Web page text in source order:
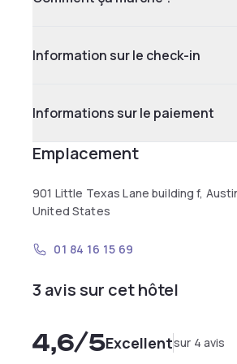
Information sur le check-in
Informations sur le paiement
Emplacement
901 Little Texas Lane building f,
United States
01 84 16 15 69
3 avis sur cet hôtel
4,6/5Excellentsur 4 avis